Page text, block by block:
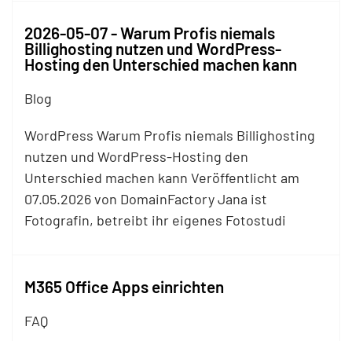
2026-05-07 - Warum Profis niemals
Billighosting nutzen und WordPress-
Hosting den Unterschied machen kann
Blog
WordPress Warum Profis niemals Billighosting
nutzen und WordPress-Hosting den
Unterschied machen kann Veröffentlicht am
07.05.2026 von DomainFactory Jana ist
Fotografin, betreibt ihr eigenes Fotostudi
M365 Office Apps einrichten
FAQ